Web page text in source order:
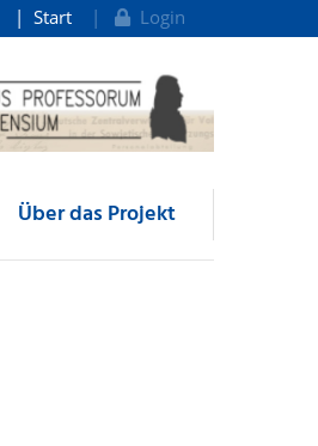
Start Login
Über das Projekt